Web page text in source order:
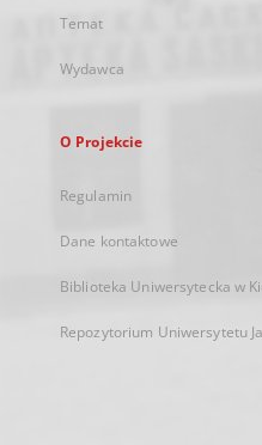
Temat
Wydawca
O Projekcie
Regulamin
Dane kontaktowe
Biblioteka Uniwersytecka w
Repozytorium Uniwersytetu